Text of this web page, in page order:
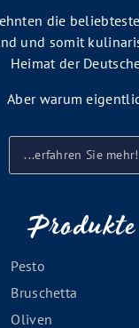
die
und somit
Heimat der
Aber warum
...erfahren Sie mehr!
Produkte
Pesto
Bruschetta
Oliven